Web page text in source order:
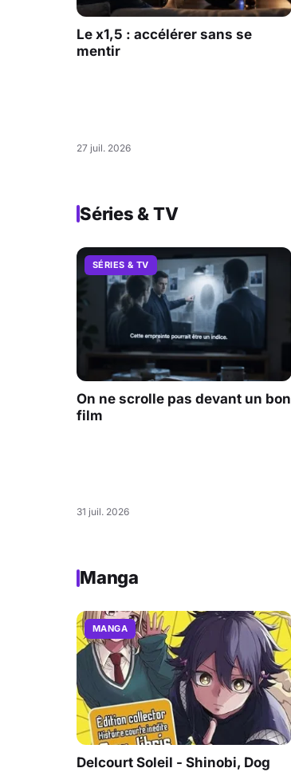
Le x1,5 : accélérer sans se
mentir
27 juil. 2026
Séries & TV
SÉRIES & TV
On ne scrolle pas devant un bon
film
31 juil. 2026
Manga
MANGA
Delcourt Soleil - Shinobi, Dog